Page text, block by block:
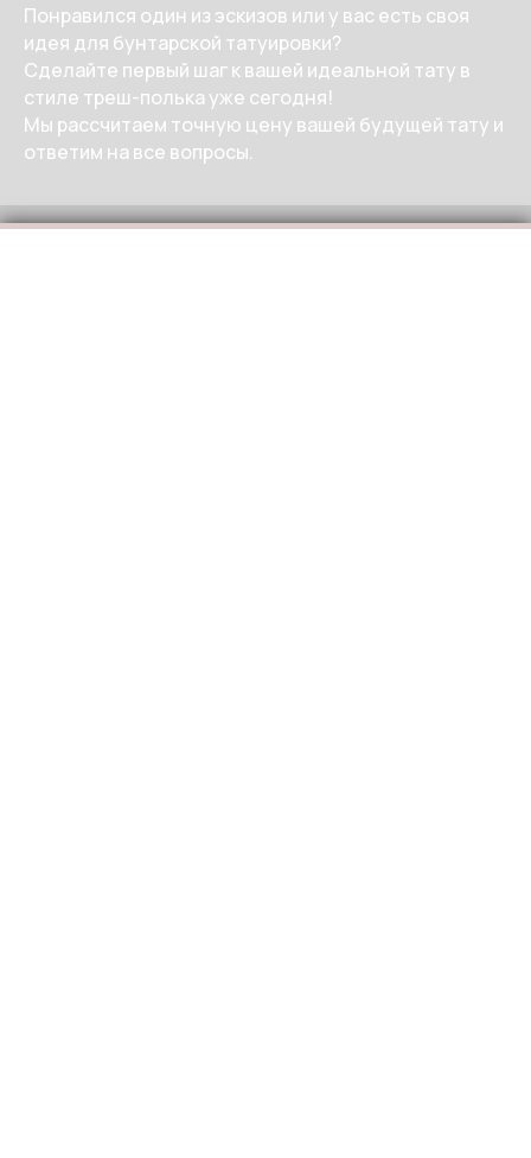
Понравился один из эскизов или у вас есть своя
идея для бунтарской татуировки?
Сделайте первый шаг к вашей идеальной тату в
стиле треш-полька уже сегодня!
Мы рассчитаем точную цену вашей будущей тату и
ответим на все вопросы.